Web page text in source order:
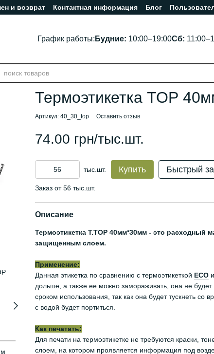
и возврат Контактная информация Блог
График работы: Будние: 10:00–19:00Сб:
Термоэтикетка ТОР
Артикул: 40_30_top Оставить отзыв
74.00 грн/тыс.шт.
тыс.шт. Купить Быстрый
Заказ от 56 тыс.шт.
Описание
Термоэтикетка Т.TOP 40мм*30мм - это расходный
защищенным слоем.
Применение:
Данная этикетка по сравнению с термоэтикеткой ЕСО
дольше, а также ее можно замораживать, она не
сроком использования, так как она будет тускнеть
с водой будет портиться.
Как печатать:
Для печати на термоэтикетке не требуются краски,
слоем, на котором проявляется информация под